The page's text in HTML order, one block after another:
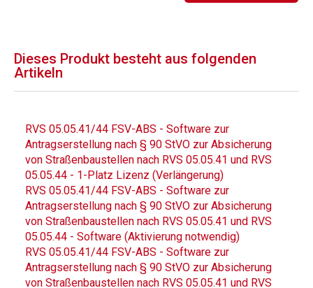
Dieses Produkt besteht aus folgenden
Artikeln
RVS 05.05.41/44 FSV-ABS - Software zur
Antragserstellung nach § 90 StVO zur Absicherung
von Straßenbaustellen nach RVS 05.05.41 und RVS
05.05.44 - 1-Platz Lizenz (Verlängerung)
RVS 05.05.41/44 FSV-ABS - Software zur
Antragserstellung nach § 90 StVO zur Absicherung
von Straßenbaustellen nach RVS 05.05.41 und RVS
05.05.44 - Software (Aktivierung notwendig)
RVS 05.05.41/44 FSV-ABS - Software zur
Antragserstellung nach § 90 StVO zur Absicherung
von Straßenbaustellen nach RVS 05.05.41 und RVS